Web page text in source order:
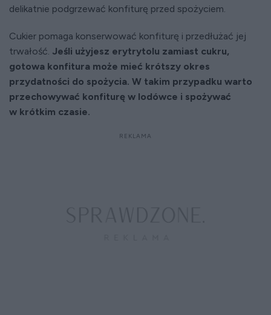
delikatnie podgrzewać konfiturę przed spożyciem.
Cukier pomaga konserwować konfiturę i przedłużać jej
trwałość. Jeśli użyjesz erytrytolu zamiast cukru,
gotowa konfitura może mieć krótszy okres
przydatności do spożycia. W takim przypadku warto
przechowywać konfiturę w lodówce i spożywać
w krótkim czasie.